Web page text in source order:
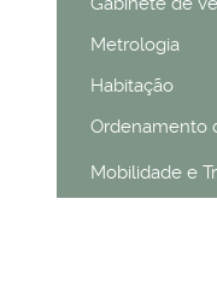
Metrologia
Habitação
Ordenamento
Mobilidade e